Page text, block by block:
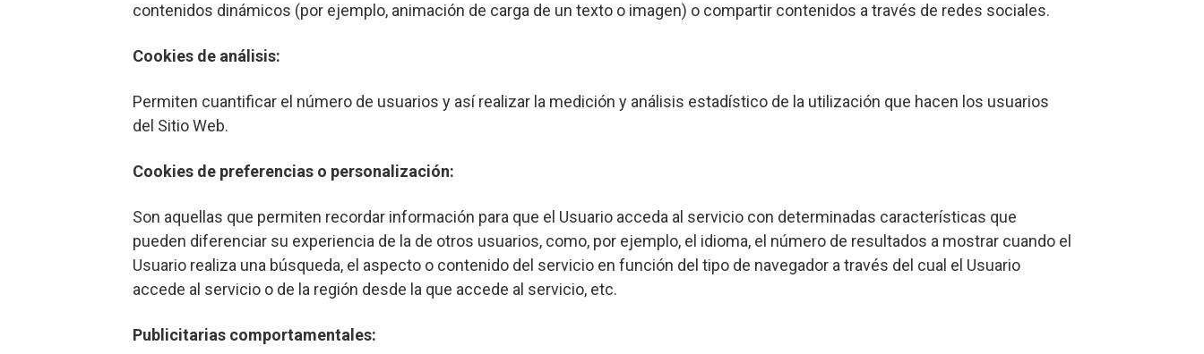
contenidos dinámicos (por ejemplo, animación de carga de un texto o imagen) o compartir contenidos a través de redes sociales.
Cookies de análisis:
Permiten cuantificar el número de usuarios y así realizar la medición y análisis estadístico de la utilización que hacen los usuarios
del Sitio Web.
Cookies de preferencias o personalización:
Son aquellas que permiten recordar información para que el Usuario acceda al servicio con determinadas características que
pueden diferenciar su experiencia de la de otros usuarios, como, por ejemplo, el idioma, el número de resultados a mostrar cuando el
Usuario realiza una búsqueda, el aspecto o contenido del servicio en función del tipo de navegador a través del cual el Usuario
accede al servicio o de la región desde la que accede al servicio, etc.
Publicitarias comportamentales: